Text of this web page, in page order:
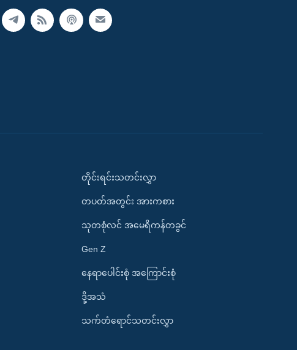
တိုင်းရင်းသတင်းလွှာ
တပတ်အတွင်း အားကစား
သုတစုံလင် အမေရိကန်တခွင်
Gen Z
နေရာပေါင်းစုံ အကြောင်းစုံ
ဒို့အသံ
သက်တံရောင်သတင်းလွှာ